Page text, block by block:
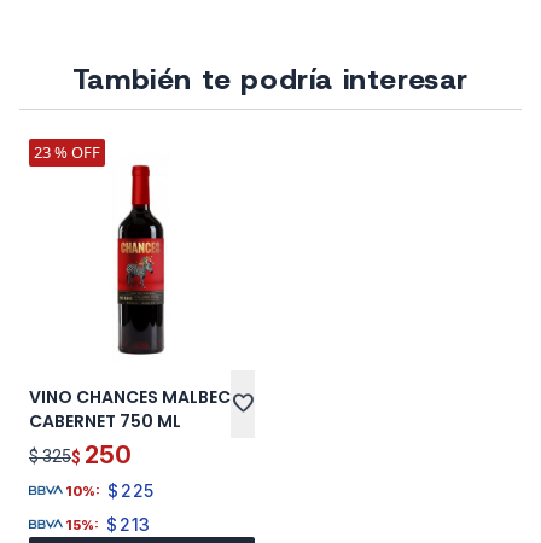
También te podría interesar
23 % OFF
VINO CHANCES MALBEC
CABERNET 750 ML
favorite
$ 325$ 250
10%: $ 225
15%: $ 213